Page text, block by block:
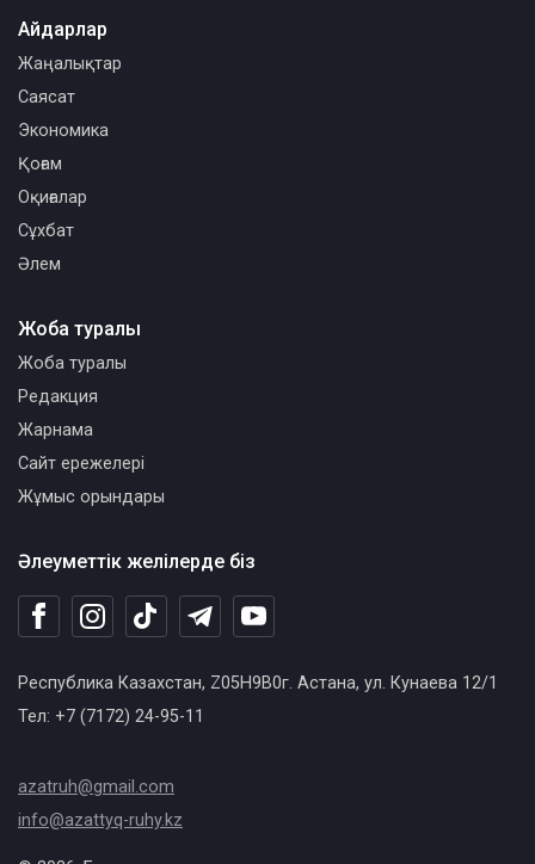
Әлеуметтік желілерде біз
Республика Казахстан, Z05H9B0г. Астана, ул. Кунаева 12/1
Тел: +7 (7172) 24-95-11
azatruh@gmail.com
info@azattyq-ruhy.kz
Айдарлар
Жаңалықтар
Саясат
Экономика
Қоғам
Оқиғалар
Сұхбат
Әлем
Жоба туралы
Жоба туралы
Редакция
Жарнама
Сайт ережелері
Жұмыс орындары